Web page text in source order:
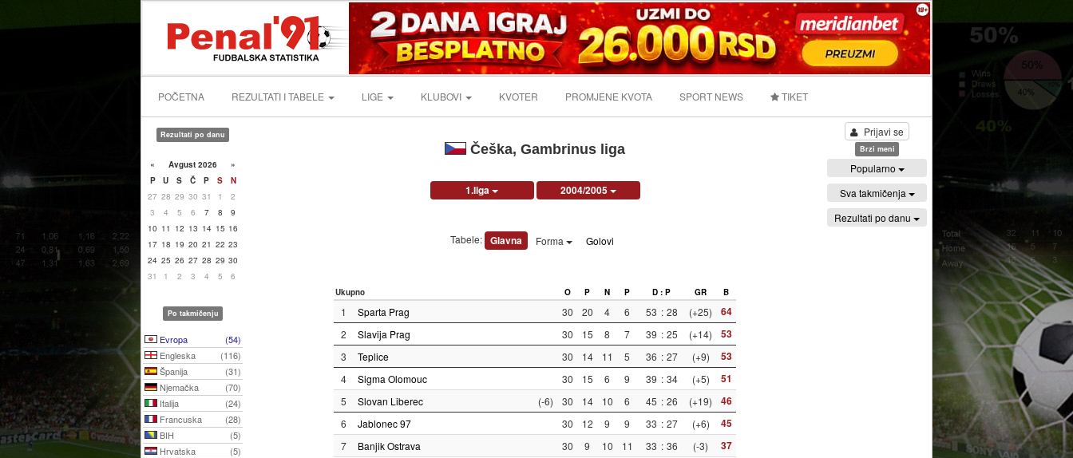
POČETNA REZULTATI I TABELE LIGE KLUBOVI KVOTER PROMJENE KVOTA SPORT NEWS TIKET
Rezultati po danu
« Avgust 2026
»
P
U S Č P S
N
27 28 29 30 31 1
2
3
4 5 6 7 8
9
10 11 12 13 14 15 16
17 18 19 20 21 22 23
24 25 26 27 28 29 30
31
1 2 3 4 5 6
Po takmičenju
Evropa
(54)
Engleska
(116)
Španija
(31)
Njemačka
(70)
Italija
(24)
Francuska
(28)
BIH
(5)
Hrvatska
(5)
Češka, Gambrinus liga
1.liga 2004/2005
Tabele: Glavna Forma Golovi
Ukupno O P N P D : P GR B
1 Sparta Prag 30 20 4 6 53 : 28 (+25) 64
2 Slavija Prag 30 15 8 7 39 : 25 (+14) 53
3 Teplice 30 14 11 5 36 : 27 (+9) 53
4 Sigma Olomouc 30 15 6 9 39 : 34 (+5) 51
5 Slovan Liberec (-6) 30 14 10 6 45 : 26 (+19) 46
6 Jablonec 97 30 12 9 9 33 : 27 (+6) 45
7 Banjik Ostrava 30 9 10 11 33 : 36 (-3) 37
Prijavi se
Brzi meni
Popularno
Sva takmičenja
Rezultati po danu